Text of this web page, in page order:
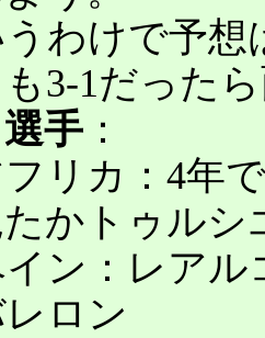
わけで予想
3-1だった
手：
リカ：4年
かトゥルシ
ン：レアル
ロン